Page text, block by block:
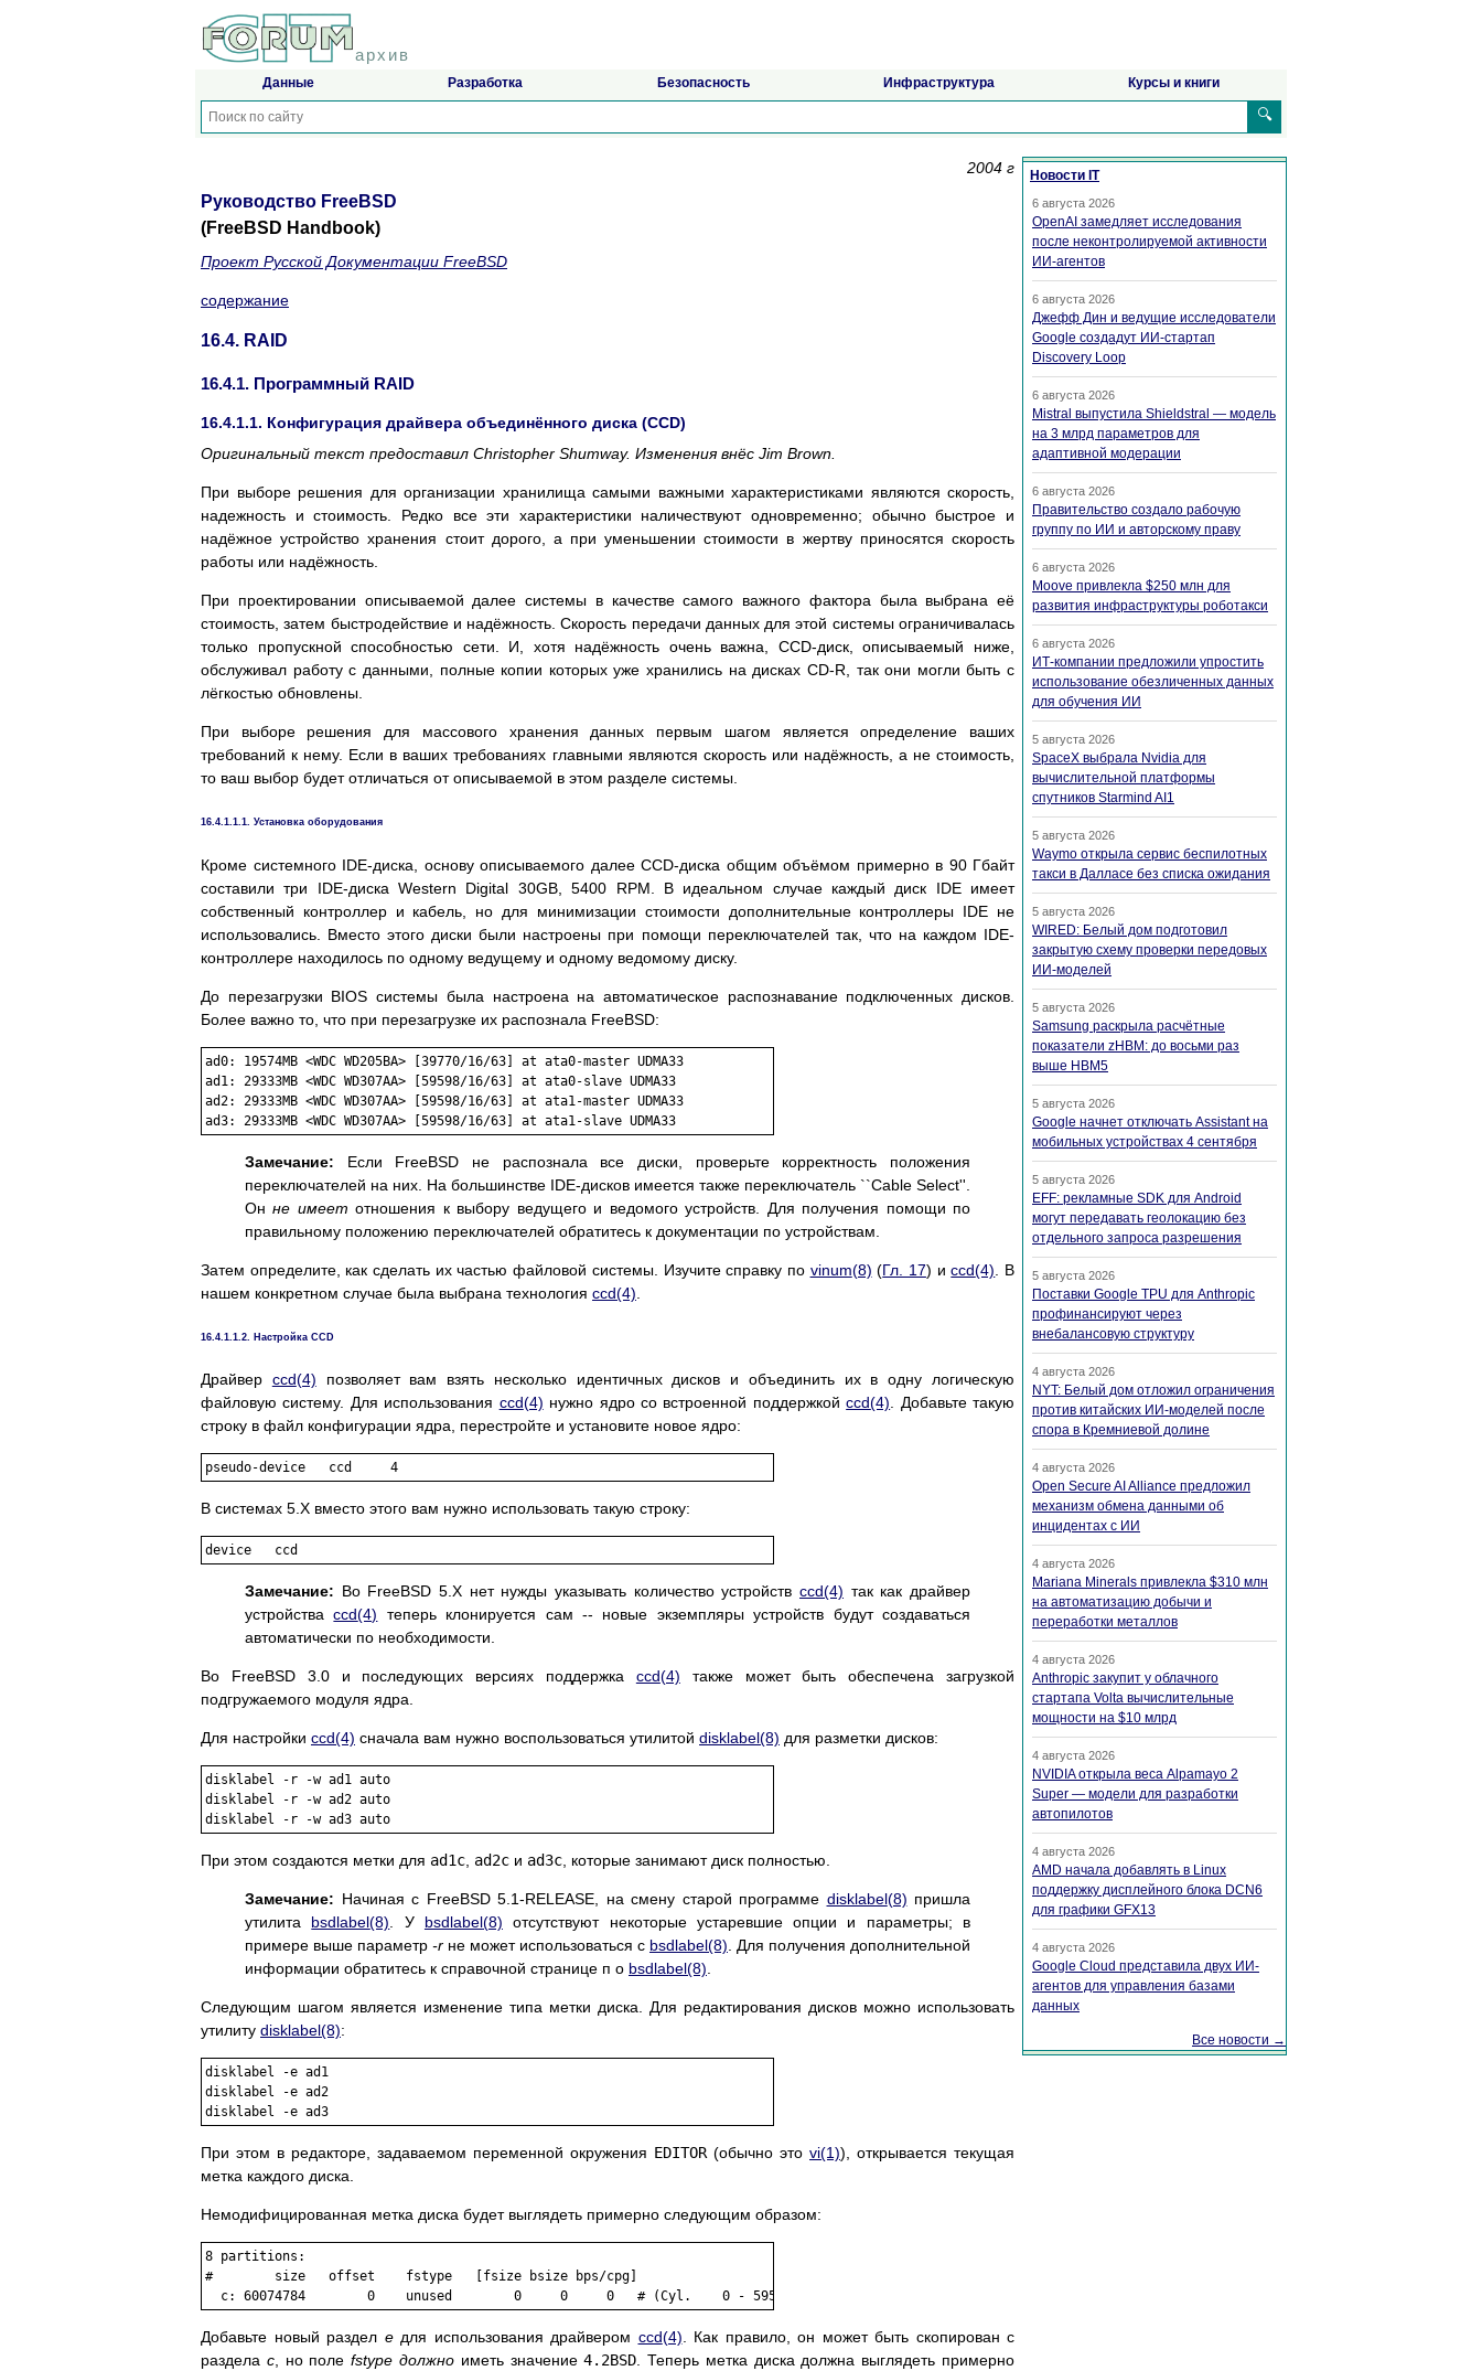
архив
Данные Разработка Безопасность Инфраструктура Курсы и книги
🔍
2004 г
Руководство FreeBSD
(FreeBSD Handbook)
Проект Русской Документации FreeBSD
содержание
16.4. RAID
16.4.1. Программный RAID
16.4.1.1. Конфигурация драйвера объединённого диска (CCD)
Оригинальный текст предоставил Christopher Shumway. Изменения внёс Jim Brown.
При выборе решения для организации хранилища самыми важными характеристиками являются скорость,
надежность и стоимость. Редко все эти характеристики наличествуют одновременно; обычно быстрое и
надёжное устройство хранения стоит дорого, а при уменьшении стоимости в жертву приносятся скорость
работы или надёжность.
При проектировании описываемой далее системы в качестве самого важного фактора была выбрана её
стоимость, затем быстродействие и надёжность. Скорость передачи данных для этой системы ограничивалась
только пропускной способностью сети. И, хотя надёжность очень важна, CCD-диск, описываемый ниже,
обслуживал работу с данными, полные копии которых уже хранились на дисках CD-R, так они могли быть с
лёгкостью обновлены.
При выборе решения для массового хранения данных первым шагом является определение ваших
требований к нему. Если в ваших требованиях главными являются скорость или надёжность, а не стоимость,
то ваш выбор будет отличаться от описываемой в этом разделе системы.
16.4.1.1.1. Установка оборудования
Кроме системного IDE-диска, основу описываемого далее CCD-диска общим объёмом примерно в 90 Гбайт
составили три IDE-диска Western Digital 30GB, 5400 RPM. В идеальном случае каждый диск IDE имеет
собственный контроллер и кабель, но для минимизации стоимости дополнительные контроллеры IDE не
использовались. Вместо этого диски были настроены при помощи переключателей так, что на каждом IDE-
контроллере находилось по одному ведущему и одному ведомому диску.
До перезагрузки BIOS системы была настроена на автоматическое распознавание подключенных дисков.
Более важно то, что при перезагрузке их распознала FreeBSD:
ad0: 19574MB <WDC WD205BA> [39770/16/63] at ata0-master UDMA33
ad1: 29333MB <WDC WD307AA> [59598/16/63] at ata0-slave UDMA33
ad2: 29333MB <WDC WD307AA> [59598/16/63] at ata1-master UDMA33
Замечание: Если FreeBSD не распознала все диски, проверьте корректность положения
переключателей на них. На большинстве IDE-дисков имеется также переключатель ``Cable Select''.
Онне имеет отношения к выбору ведущего и ведомого устройств. Для получения помощи по
правильному положению переключателей обратитесь к документации по устройствам.
Затем определите, как сделать их частью файловой системы. Изучите справку по vinum(8) (Гл. 17) иccd(4) . В
нашем конкретном случае была выбрана технология ccd(4)
16.4.1.1.2. Настройка CCD
Драйвер ccd(4) позволяет вам взять несколько идентичных дисков и объединить их в одну логическую
файловую систему. Для использования ccd(4) нужно ядро со встроенной поддержкойccd(4). Добавьте такую
строку в файл конфигурации ядра, перестройте и установите новое ядро:
В системах 5.X вместо этого вам нужно использовать такую строку:
Замечание: Во FreeBSD 5.X нет нужды указывать количество устройств ccd(4) так как драйвер
устройстваccd(4) теперь клонируется сам -- новые экземпляры устройств будут создаваться
автоматически по необходимости.
Во FreeBSD 3.0 и последующих версиях поддержка ccd(4) также может быть обеспечена загрузкой
подгружаемого модуля ядра.
Для настройки ccd(4) сначала вам нужно воспользоваться утилитой disklabel(8) для разметки дисков:
disklabel -r -w ad1 auto
disklabel -r -w ad2 auto
При этом создаются метки для ad1c, ad2c и ad3c, которые занимают диск полностью.
Замечание: Начиная с FreeBSD 5.1-RELEASE, на смену старой программе disklabel(8) пришла
утилита bsdlabel(8). У bsdlabel(8) отсутствуют некоторые устаревшие опции и параметры; в
примере выше параметр -r не может использоваться с bsdlabel(8). Для получения дополнительной
информации обратитесь к справочной странице п о bsdlabel(8).
Следующим шагом является изменение типа метки диска. Для редактирования дисков можно использовать
утилиту disklabel(8):
disklabel -e ad1
disklabel -e ad2
При этом в редакторе, задаваемом переменной окружения EDITOR(обычно это vi(1)), открывается текущая
метка каждого диска.
Немодифицированная метка диска будет выглядеть примерно следующим образом:
8 partitions:
#        size   offset    fstype   [fsize bsize bps/cpg]
Добавьте новый раздел eдля использования драйвером ccd(4). Как правило, он может быть скопирован с
раздела c, но полеfstype должноиметь значение4.2BSD. Теперь метка диска должна выглядеть примерно
Новости IT
6 августа 2026
OpenAI замедляет исследования
после неконтролируемой активности
ИИ-агентов
6 августа 2026
Джефф Дин и ведущие исследователи
Google создадут ИИ-стартап
Discovery Loop
6 августа 2026
Mistral выпустила Shieldstral — модель
на 3 млрд параметров для
адаптивной модерации
6 августа 2026
Правительство создало рабочую
группу по ИИ и авторскому праву
6 августа 2026
Moove привлекла $250 млн для
развития инфраструктуры роботакси
6 августа 2026
ИТ-компании предложили упростить
использование обезличенных данных
для обучения ИИ
5 августа 2026
SpaceX выбрала Nvidia для
вычислительной платформы
спутников Starmind AI1
5 августа 2026
Waymo открыла сервис беспилотных
такси в Далласе без списка ожидания
5 августа 2026
WIRED: Белый дом подготовил
закрытую схему проверки передовых
ИИ-моделей
5 августа 2026
Samsung раскрыла расчётные
показатели zHBM: до восьми раз
выше HBM5
5 августа 2026
Google начнет отключать Assistant на
мобильных устройствах 4 сентября
5 августа 2026
EFF: рекламные SDK для Android
могут передавать геолокацию без
отдельного запроса разрешения
5 августа 2026
Поставки Google TPU для Anthropic
профинансируют через
внебалансовую структуру
4 августа 2026
NYT: Белый дом отложил ограничения
против китайских ИИ-моделей после
спора в Кремниевой долине
4 августа 2026
Open Secure AI Alliance предложил
механизм обмена данными об
инцидентах с ИИ
4 августа 2026
Mariana Minerals привлекла $310 млн
на автоматизацию добычи и
переработки металлов
4 августа 2026
Anthropic закупит у облачного
стартапа Volta вычислительные
мощности на $10 млрд
4 августа 2026
NVIDIA открыла веса Alpamayo 2
Super — модели для разработки
автопилотов
4 августа 2026
AMD начала добавлять в Linux
поддержку дисплейного блока DCN6
для графики GFX13
4 августа 2026
Google Cloud представила двух ИИ-
агентов для управления базами
данных
Все новости →